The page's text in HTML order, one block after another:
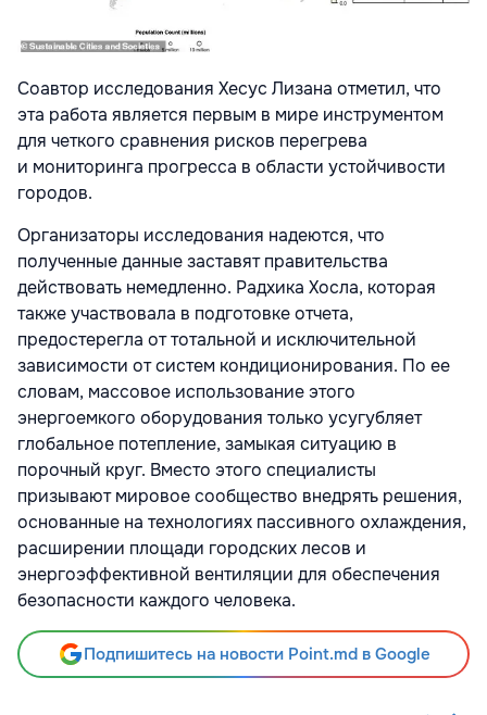
Соавтор исследования Хесус Лизана отметил, что
эта работа является первым в мире инструментом
для четкого сравнения рисков перегрева
и мониторинга прогресса в области устойчивости
городов.
Организаторы исследования надеются, что
полученные данные заставят правительства
действовать немедленно. Радхика Хосла, которая
также участвовала в подготовке отчета,
предостерегла от тотальной и исключительной
зависимости от систем кондиционирования. По ее
словам, массовое использование этого
энергоемкого оборудования только усугубляет
глобальное потепление, замыкая ситуацию в
порочный круг. Вместо этого специалисты
призывают мировое сообщество внедрять решения,
основанные на технологиях пассивного охлаждения,
расширении площади городских лесов и
энергоэффективной вентиляции для обеспечения
безопасности каждого человека.
Подпишитесь на новости Point.md в Google